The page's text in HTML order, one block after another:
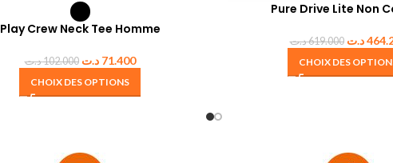
Play Crew Neck Tee Homme
102.000د.ت 71.400 د.ت
CHOIX DES OPTIONS
Pure Drive Lite Non
619.000د.ت د.ت
CHOIX DES